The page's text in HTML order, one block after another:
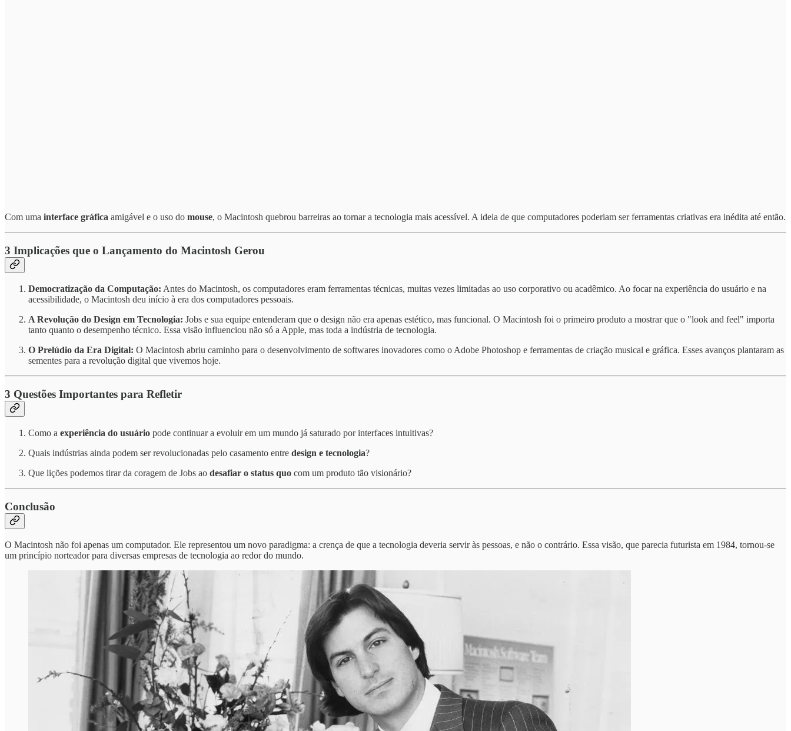
Com uma interface gráfica amigável e o uso do mouse, o Macintosh quebrou barreiras ao tornar a tecnologia mais acessível. A ideia de que computadores poderiam ser ferramentas criativas era inédita até então.
3 Implicações que o Lançamento do Macintosh Gerou
Democratização da Computação: Antes do Macintosh, os computadores eram ferramentas técnicas, muitas vezes limitadas ao uso corporativo ou acadêmico. Ao focar na experiência do usuário e na
acessibilidade, o Macintosh deu início à era dos computadores pessoais.
A Revolução do Design em Tecnologia: Jobs e sua equipe entenderam que o design não era apenas estético, mas funcional. O Macintosh foi o primeiro produto a mostrar que o "look and feel" importa
tanto quanto o desempenho técnico. Essa visão influenciou não só a Apple, mas toda a indústria de tecnologia.
O Prelúdio da Era Digital: O Macintosh abriu caminho para o desenvolvimento de softwares inovadores como o Adobe Photoshop e ferramentas de criação musical e gráfica. Esses avanços plantaram as
sementes para a revolução digital que vivemos hoje.
3 Questões Importantes para Refletir
Como a experiência do usuário pode continuar a evoluir em um mundo já saturado por interfaces intuitivas?
Quais indústrias ainda podem ser revolucionadas pelo casamento entre design e tecnologia?
Que lições podemos tirar da coragem de Jobs ao desafiar o status quo com um produto tão visionário?
Conclusão
O Macintosh não foi apenas um computador. Ele representou um novo paradigma: a crença de que a tecnologia deveria servir às pessoas, e não o contrário. Essa visão, que parecia futurista em 1984, tornou-se
um princípio norteador para diversas empresas de tecnologia ao redor do mundo.